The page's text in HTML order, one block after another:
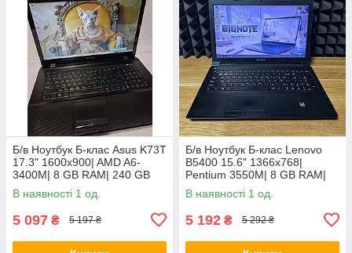
Б/в Ноутбук Б-клас Asus K73T
17.3" 1600x900| AMD A6-
3400M| 8 GB RAM| 240 GB
SSD + 500 GB HDD| Radeon
HD 6520G
В наявності 1 од.
5 097 ₴ 5 197 ₴
Б/в Ноутбук Б-клас Lenovo
B5400 15.6" 1366x768|
Pentium 3550M| 8 GB RAM|
128 GB SSD| HD
В наявності 1 од.
5 192 ₴ 5 292 ₴